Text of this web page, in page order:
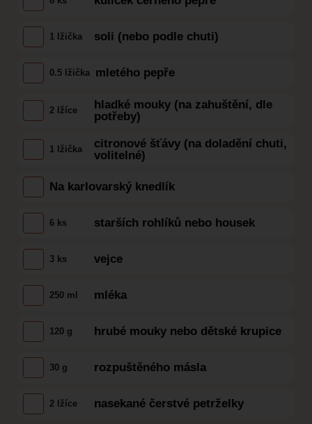
1 lžička soli (nebo podle chuti)
0.5 lžička mletého pepře
2 lžíce
hladké mouky (na zahuštění, dle
potřeby)
1 lžička
citronové šťávy (na doladění chuti,
volitelné)
Na karlovarský knedlík
6 ks starších rohlíků nebo housek
3 ks vejce
250 ml mléka
120 g hrubé mouky nebo dětské krupice
30 g rozpuštěného másla
2 lžíce nasekané čerstvé petrželky